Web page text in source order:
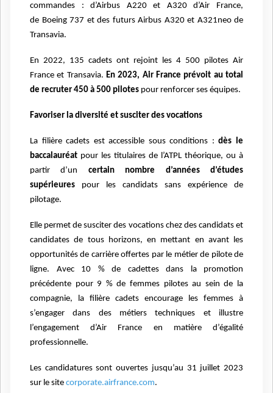
commandes : d’Airbus A220 et A320 d’Air France,
de Boeing 737 et des futurs Airbus A320 et A321neo de
Transavia.
En 2022, 135 cadets ont rejoint les 4 500 pilotes Air
France et Transavia. En 2023, Air France prévoit au total
de recruter 450 à 500 pilotes pour renforcer ses équipes.
Favoriser la diversité et susciter des vocations
La filière cadets est accessible sous conditions :dès le
baccalauréat pour les titulaires de l’ATPL théorique, ou à
partir d’un certain nombre d’années d’études
supérieures pour les candidats sans expérience de
pilotage.
Elle permet de susciter des vocations chez des candidats et
candidates de tous horizons, en mettant en avant les
opportunités de carrière offertes par le métier de pilote de
ligne. Avec 10 % de cadettes dans la promotion
précédente pour 9 % de femmes pilotes au sein de la
compagnie, la filière cadets encourage les femmes à
s’engager dans des métiers techniques et illustre
l’engagement d’Air France en matière d’égalité
professionnelle.
Les candidatures sont ouvertes jusqu’au 31 juillet 2023
sur le site corporate.airfrance.com.